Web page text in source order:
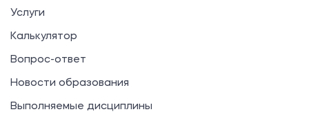
Услуги
Калькулятор
Вопрос-ответ
Новости образования
Выполняемые дисциплины